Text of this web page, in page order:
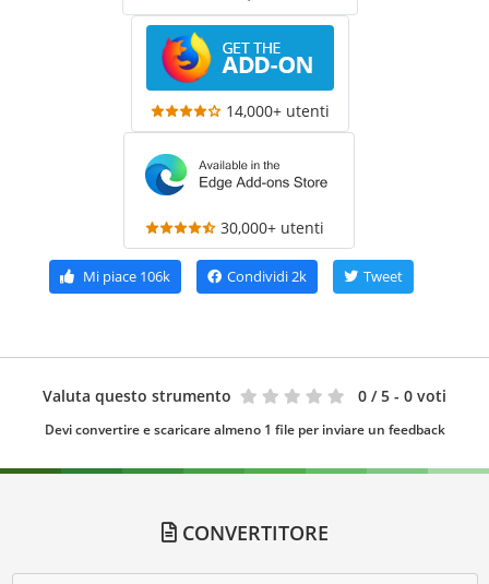
14,000+ utenti
30,000+ utenti
Mi piace 106k Condividi2k Tweet
Valuta questo strumento 0 / 5 - 0 voti
Devi convertire e scaricare almeno 1 file per inviare un feedback
CONVERTITORE